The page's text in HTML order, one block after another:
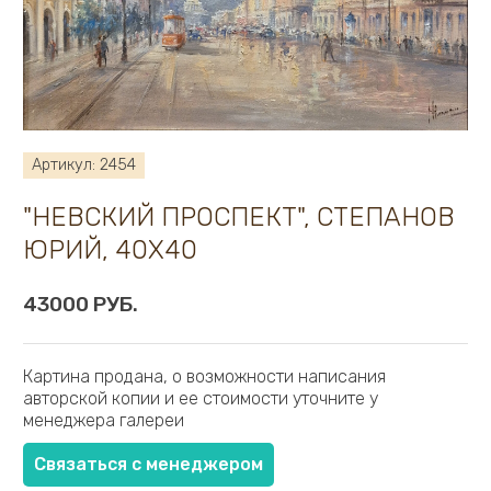
Белокур Евгения
Белоусова Ольга
Бендер Валерий
Бондарь Юрий
Богомолова Екатерина
Бояджан Александр
Бровкин Сергей
Буцкий Павел
Васильева Марина
Быстров Валентин
Виноградов В.
Витюк Иван
Габитов Роберт
Гавриленок Юрий
Гареев Марсель
Артикул: 2454
"НЕВСКИЙ ПРОСПЕКТ", СТЕПАНОВ
ЮРИЙ, 40Х40
43000 РУБ.
Картина продана, о возможности написания
авторской копии и ее стоимости уточните у
менеджера галереи
Связаться с менеджером